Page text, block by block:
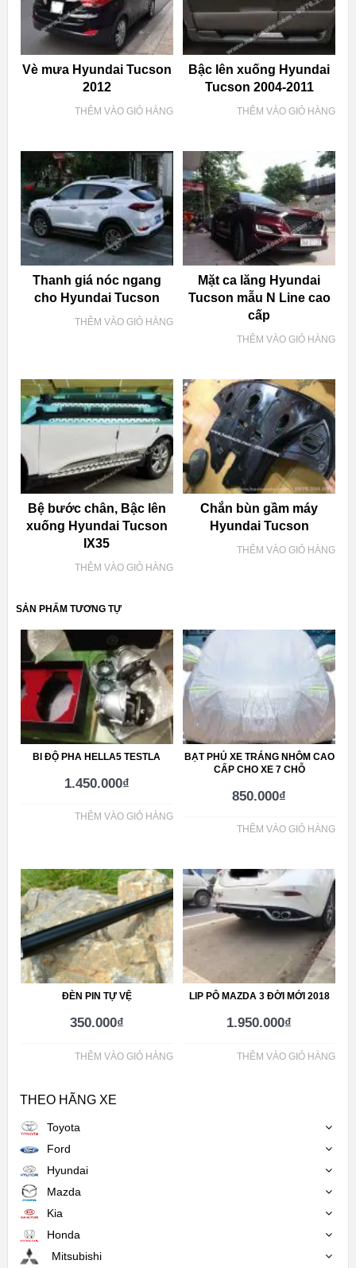
Vè mưa Hyundai Tucson
2012
THÊM VÀO GIỎ HÀNG
Bậc lên xuống Hyundai
Tucson 2004-2011
THÊM VÀO GIỎ HÀNG
Thanh giá nóc ngang
cho Hyundai Tucson
THÊM VÀO GIỎ HÀNG
Mặt ca lăng Hyundai
Tucson mẫu N Line cao
cấp
THÊM VÀO GIỎ HÀNG
Bệ bước chân, Bậc lên
xuống Hyundai Tucson
IX35
THÊM VÀO GIỎ HÀNG
Chắn bùn gầm máy
Hyundai Tucson
THÊM VÀO GIỎ HÀNG
SẢN PHẨM TƯƠNG TỰ
BI ĐỘ PHA HELLA5 TESTLA
1.450.000₫
THÊM VÀO GIỎ HÀNG
BẠT PHỦ XE TRÁNG NHÔM CAO
CẤP CHO XE 7 CHỖ
850.000₫
THÊM VÀO GIỎ HÀNG
ĐÈN PIN TỰ VỆ
350.000₫
THÊM VÀO GIỎ HÀNG
LIP PÔ MAZDA 3 ĐỜI MỚI 2018
1.950.000₫
THÊM VÀO GIỎ HÀNG
THEO HÃNG XE
Toyota
Ford
Hyundai
Mazda
Kia
Honda
Mitsubishi